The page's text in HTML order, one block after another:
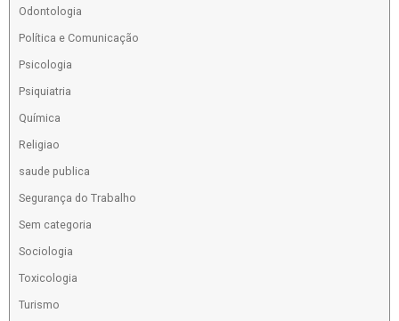
Odontologia
Política e Comunicação
Psicologia
Psiquiatria
Química
Religiao
saude publica
Segurança do Trabalho
Sem categoria
Sociologia
Toxicologia
Turismo